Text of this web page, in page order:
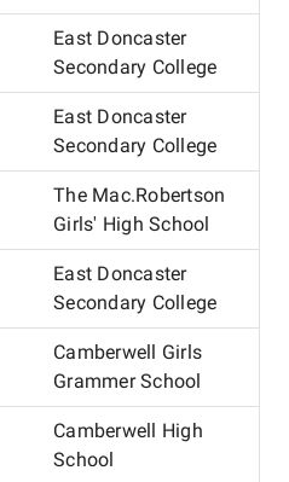
East Doncaster
Secondary College
East Doncaster
Secondary College
The Mac.Robertson
Girls' High School
East Doncaster
Secondary College
Camberwell Girls
Grammer School
Camberwell High
School